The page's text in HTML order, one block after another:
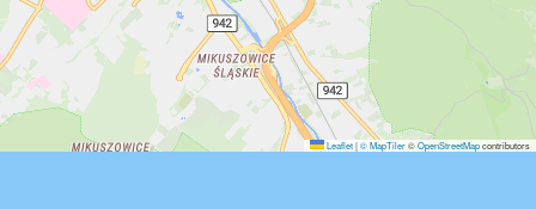
Leaflet|© MapTiler©OpenStreetMapcontributors